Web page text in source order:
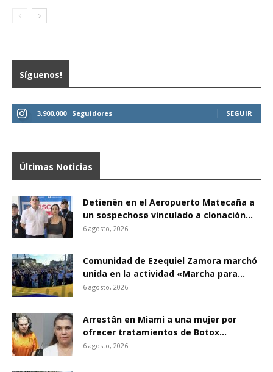
Síguenos!
3,900,000 Seguidores SEGUIR
Últimas Noticias
Detienën en el Aeropuerto Matecaña a
un sospechosø vinculado a clonación...
6 agosto, 2026
Comunidad de Ezequiel Zamora marchó
unida en la actividad «Marcha para...
6 agosto, 2026
Arrestân en Miami a una mujer por
ofrecer tratamientos de Botox...
6 agosto, 2026